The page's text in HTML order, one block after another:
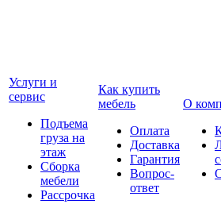
Услуги и
сервис
Подъема
груза на
этаж
Сборка
мебели
Рассрочка
Как купить
мебель
Оплата
Доставка
Гарантия
Вопрос-
ответ
О